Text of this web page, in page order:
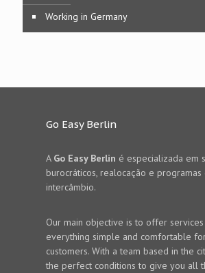
Working in Germany
Go Easy Berlin
A Go Easy Berlin é especializada em
burocráticos, realocação e programas
intercâmbio.
Our main objective is to offer services
everything simple and comfortable
customers. With a team based in the
the perfect conditions to give you all